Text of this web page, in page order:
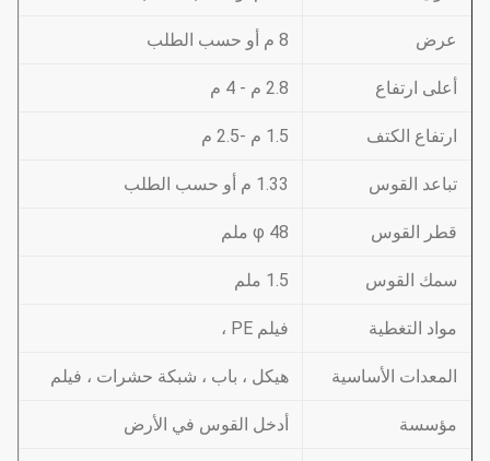
عرض 8 م أو حسب الطلب
أعلى ارتفاع 2.8 م - 4 م
ارتفاع الكتف 1.5 م -2.5 م
تباعد القوس 1.33 م أو حسب الطلب
قطر القوس φ 48 ملم
سمك القوس 1.5 ملم
مواد التغطية فيلم PE ،
المعدات الأساسية هيكل ، باب ، شبكة حشرات ، فيلم
مؤسسة أدخل القوس في الأرض